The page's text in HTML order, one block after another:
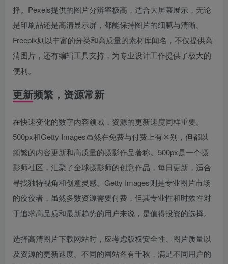
择。Pexels提供的图片分辨率极高，适合大屏幕展示，无论
是印刷品还是高清显示屏，都能保持图片的细腻与清晰。
Freepik则以丰富的分类和高质量的素材库闻名，不仅提供高
清图片，还有编辑工具支持，为专业设计工作提供了极大的
便利。
更新频繁，资源常新
在快速变化的数字内容领域，资源的更新速度同样重要。
500px和Getty Images虽然在免费与付费上有区别，但都以
频繁的内容更新和高质量的摄影作品著称。500px是一个摄
影师社区，汇聚了全球摄影师的创意作品，每日更新，适合
寻找独特视角和创意灵感。Getty Images则是专业图片市场
的佼佼者，虽然多数资源需要付费，但其专业性和时效性对
于追求高品质和最新趋势的用户来说，是值得投资的选择。
选择高清图片下载网站时，应考虑版权安全性、图片质量以
及资源的更新速度。不同的网站各有千秋，满足不同用户的